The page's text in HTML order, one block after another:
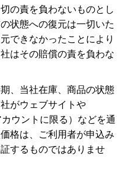
の責を負わないものとし
状態への復元は一切いた
できなかったことにより
はその賠償の責を負わな
、当社在庫、商品の状態
がウェブサイトや
ウントに限る）などを通
格は、ご利用者が申込み
するものではありませ